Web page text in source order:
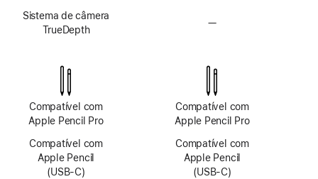
Sistema de câmera
TrueDepth
Compatível com
Apple Pencil Pro
Compatível com
Apple Pencil
(USB-C)
—Sem
Compatível com
Apple Pencil Pro
Compatível com
Apple Pencil
(USB-C)